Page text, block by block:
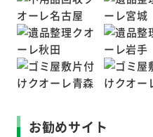
お勧めサイト